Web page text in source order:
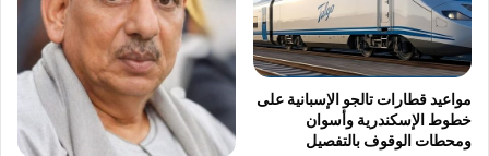
مواعيد قطارات تالجو الإسبانية على
خطوط الإسكندرية وأسوان
ومحطات الوقوف بالتفصيل